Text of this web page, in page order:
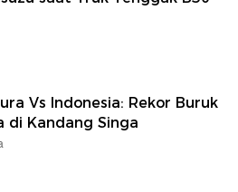
Vs Indonesia: Rekor Buruk
di Kandang Singa